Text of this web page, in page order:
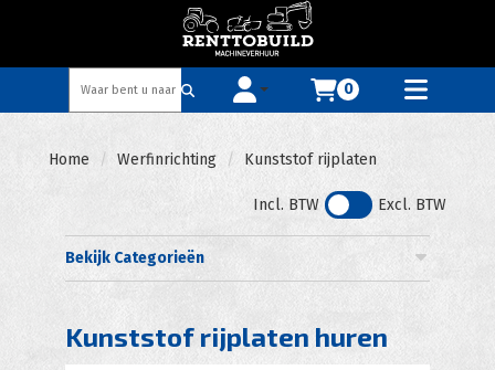
Toggle account dropdownToggle
0
Home Werfinrichting Kunststof rijplaten
Incl. BTW Excl. BTW
Bekijk Categorieën
Kunststof rijplaten huren